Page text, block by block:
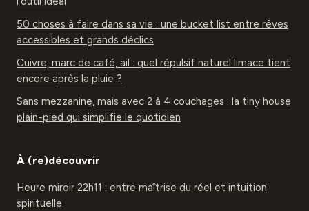
50 choses à faire dans sa vie : une bucket list entre rêves
accessibles et grands déclics
Cuivre, marc de café, ail : quel répulsif naturel limace tient
encore après la pluie ?
Sans mezzanine, mais avec 2 à 4 couchages : la tiny house
plain-pied qui simplifie le quotidien
À (re)découvrir
Heure miroir 22h11 : entre maîtrise du réel et intuition
spirituelle